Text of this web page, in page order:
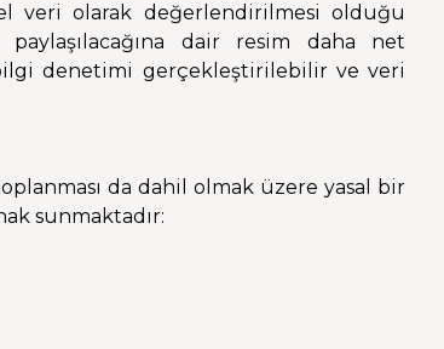
veri olarak değerlendirilmesi olduğu
dair resim daha net
denetimi gerçekleştirilebilir ve veri
da dahil olmak üzere yasal bir
sunmaktadır: